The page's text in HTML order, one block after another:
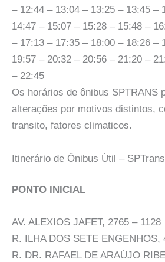
– 12:44 – 13:04 – 13:25 – 13:45 –
14:47 – 15:07 – 15:28 – 15:48 –
– 17:13 – 17:35 – 18:00 – 18:26 –
19:57 – 20:32 – 20:56 – 21:20 –
– 22:45
Os horários de ônibus SPTRANS
alterações por motivos distintos,
transito, fatores climaticos.
Itinerário de Ônibus Útil – SPTrans
PONTO INICIAL
AV. ALEXIOS JAFET, 2765 – 1128
R. ILHA DOS SETE ENGENHOS,
R. DR. RAFAEL DE ARAÚJO